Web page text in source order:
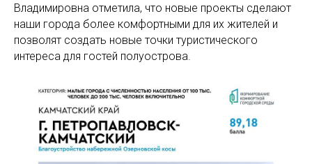
Владимировна отметила, что новые проекты сделают
наши города более комфортными для их жителей и
позволят создать новые точки туристического
интереса для гостей полуострова.